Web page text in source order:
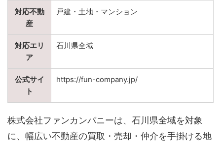
対応不動
産
戸建・土地・マンション
対応エリ
ア
石川県全域
公式サイ
ト
https://fun-company.jp/
株式会社ファンカンパニーは、石川県全域を対象
に、幅広い不動産の買取・売却・仲介を手掛ける地